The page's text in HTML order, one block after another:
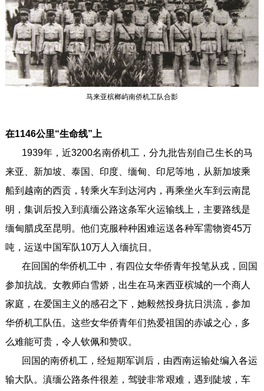
马来亚槟榔屿南侨机工队合影
在1146公里“生命线”上
1939年，近3200名南侨机工，分九批告别自己生长的马
来亚、新加坡、泰国、印度、缅甸、印尼等地，从新加坡乘
船到越南的西贡，转乘火车到达河内，再乘坐火车到云南昆
明，集训后投入到滇缅公路这条军火运输线上，主要路线是
缅甸腊戍至昆明。他们克服种种困难运送各种军需物资45万
吨，运送中国军队10万人入缅抗日。
在回国的华侨机工中，有四位女华侨青年投笔从戎，回国
参加抗战。女教师白雪娇，出生在马来西亚槟城的一个商人
家庭，在爱国主义的感召之下，她毅然投身抗日洪流，参加
华侨机工队伍。这些女华侨青年们热爱祖国的赤诚之心，多
么难能可贵，令人钦佩和赞叹。
回国的南侨机工，经短期军训后，由西南运输处编入各运
输大队。滇缅公路条件很差，驾驶非常艰难，遇到陡坡，车